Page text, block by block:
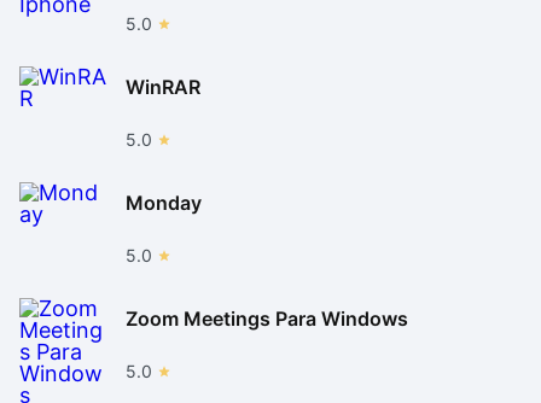
5.0
WinRAR
5.0
Monday
5.0
Zoom Meetings Para Windows
5.0